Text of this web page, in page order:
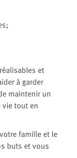
et
à garder
maintenir un
tout en
famille et le
buts et vous